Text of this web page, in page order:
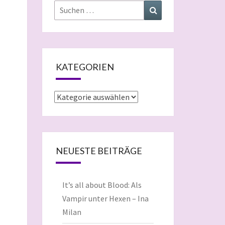
Suchen
nach:
KATEGORIEN
Kategorien
NEUESTE BEITRÄGE
It’s all about Blood: Als
Vampir unter Hexen – Ina
Milan